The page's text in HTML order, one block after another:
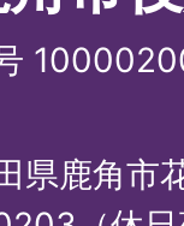
県鹿角市